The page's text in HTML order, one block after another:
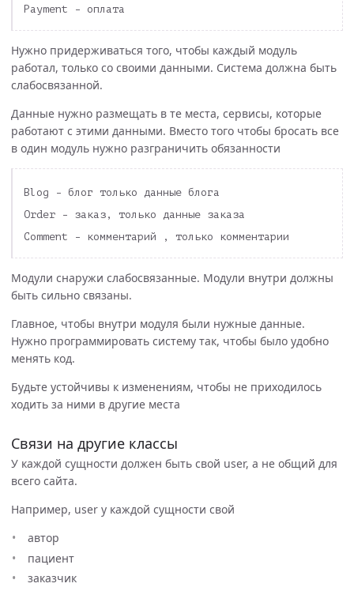
Нужно придерживаться того, чтобы каждый модуль
работал, только со своими данными. Система должна быть
слабосвязанной.
Данные нужно размещать в те места, сервисы, которые
работают с этими данными. Вместо того чтобы бросать все
в один модуль нужно разграничить обязанности
Blog - блог только данные блога
Order - заказ, только данные заказа
Модули снаружи слабосвязанные. Модули внутри должны
быть сильно связаны.
Главное, чтобы внутри модуля были нужные данные.
Нужно программировать систему так, чтобы было удобно
менять код.
Будьте устойчивы к изменениям, чтобы не приходилось
ходить за ними в другие места
Связи на другие классы
У каждой сущности должен быть свой user, а не общий для
всего сайта.
Например, user у каждой сущности свой
автор
пациент
заказчик